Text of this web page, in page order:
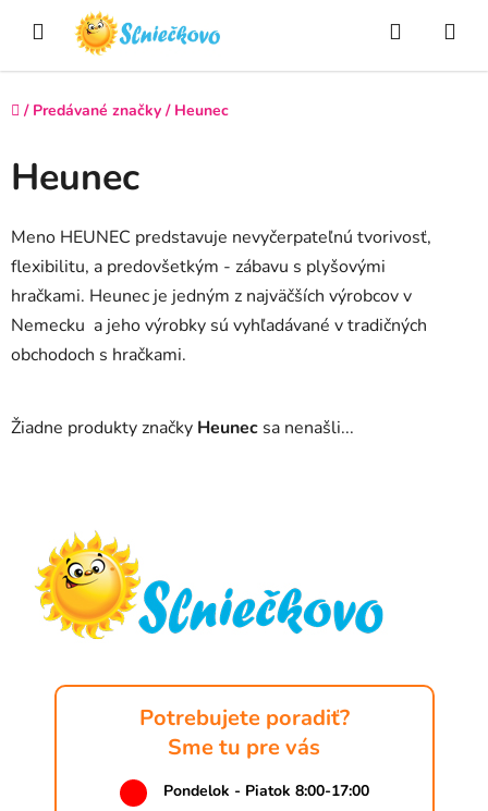
Hľadať
Domov
/ Predávané značky / Heunec
Heunec
Meno HEUNEC predstavuje nevyčerpateľnú tvorivosť,
flexibilitu, a predovšetkým - zábavu s plyšovými
hračkami. Heunec je jedným z najväčších výrobcovv
Nemecku a jeho výrobky sú vyhľadávané vtradičných
obchodoch s hračkami.
Žiadne produkty značky Heunec sa nenašli...
Potrebujete poradiť?
Sme tu pre vás
Pondelok - Piatok 8:00-17:00